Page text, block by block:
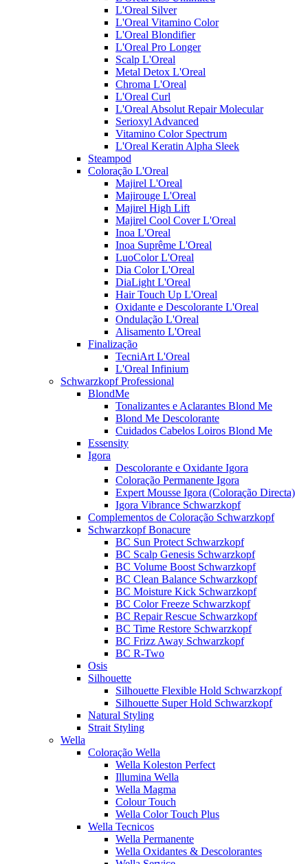
L'Oreal Silver
L'Oreal Vitamino Color
L'Oreal Blondifier
L'Oreal Pro Longer
Scalp L'Oreal
Metal Detox L'Oreal
Chroma L'Oreal
L'Oreal Curl
L'Oreal Absolut Repair Molecular
Serioxyl Advanced
Vitamino Color Spectrum
L'Oreal Keratin Alpha Sleek
Steampod
Coloração L'Oreal
Majirel L'Oreal
Majirouge L'Oreal
Majirel High Lift
Majirel Cool Cover L'Oreal
Inoa L'Oreal
Inoa Suprême L'Oreal
LuoColor L'Oreal
Dia Color L'Oreal
DiaLight L'Oreal
Hair Touch Up L'Oreal
Oxidante e Descolorante L'Oreal
Ondulação L'Oreal
Alisamento L'Oreal
Finalização
TecniArt L'Oreal
L'Oreal Infinium
Schwarzkopf Professional
BlondMe
Tonalizantes e Aclarantes Blond Me
Blond Me Descolorante
Cuidados Cabelos Loiros Blond Me
Essensity
Igora
Descolorante e Oxidante Igora
Coloração Permanente Igora
Expert Mousse Igora (Coloração Directa)
Igora Vibrance Schwarzkopf
Complementos de Coloração Schwarzkopf
Schwarzkopf Bonacure
BC Sun Protect Schwarzkopf
BC Scalp Genesis Schwarzkopf
BC Volume Boost Schwarzkopf
BC Clean Balance Schwarzkopf
BC Moisture Kick Schwarzkopf
BC Color Freeze Schwarzkopf
BC Repair Rescue Schwarzkopf
BC Time Restore Schwarzkopf
BC Frizz Away Schwarzkopf
BC R-Two
Osis
Silhouette
Silhouette Flexible Hold Schwarzkopf
Silhouette Super Hold Schwarzkopf
Natural Styling
Strait Styling
Wella
Coloração Wella
Wella Koleston Perfect
Illumina Wella
Wella Magma
Colour Touch
Wella Color Touch Plus
Wella Tecnicos
Wella Permanente
Wella Oxidantes & Descolorantes